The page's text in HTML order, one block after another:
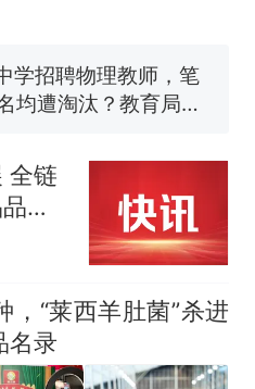
学招聘物理教师，笔
均遭淘汰？教育局：
，公平么？
全链
质
，“莱西羊肚菌”杀进
名录